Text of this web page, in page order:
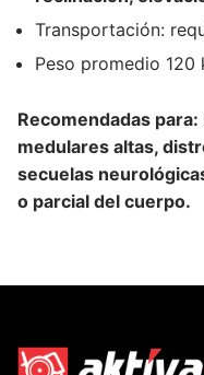
Transportación:
Peso promedio 120
Recomendadas
medulares altas,
secuelas
o parcial del cuerpo.